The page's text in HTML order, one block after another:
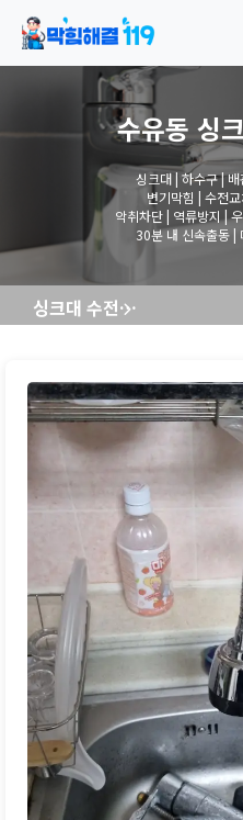
수유동 싱
싱크대 | 하수구 |
변기막힘 | 수전
악취차단 | 역류방지 |
30분 내 신속출동 |
싱크대 수전교체